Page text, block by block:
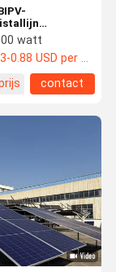
Max.
580W CE-
watt
0.88 USD per watt
contact